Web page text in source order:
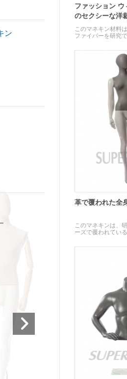
ン
ファッション
のセクシーな洋
このマネキン材料
ファイバーを研究
革で覆われた全
このマネキンは、
ーズで覆われてい